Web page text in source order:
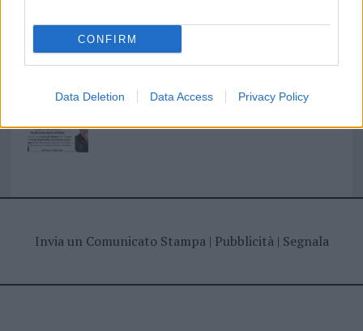
CONFIRM
Data Deletion Data Access Privacy Policy
I nostri cari
Giovannimaria Cabras
Invia un Comunicato Stampa| Pubblicità| Segnala